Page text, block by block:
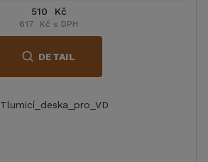
510 Kč
617 Kč s DPH
DETAIL